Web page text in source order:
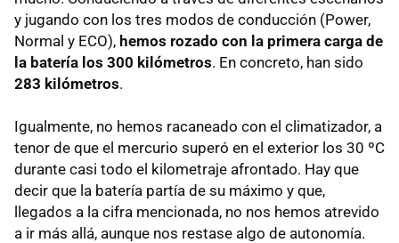
y jugando con los tres modos de conducción (Power,
Normal y ECO), hemos rozado con la primera carga de
la batería los 300 kilómetros. En concreto, han sido
283 kilómetros.
Igualmente, no hemos racaneado con el climatizador, a
tenor de que el mercurio superó en el exterior los 30 ºC
durante casi todo el kilometraje afrontado. Hay que
decir que la batería partía de su máximo y que,
llegados a la cifra mencionada, no nos hemos atrevido
a ir más allá, aunque nos restase algo de autonomía.